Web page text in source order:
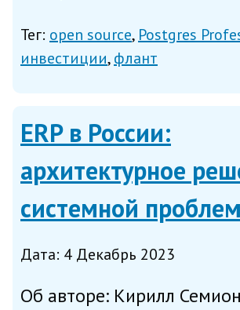
Deckhouse, сообщает
Professional в
Тег: open source Postgres
инвестиции флант
ERP в России:
архитектурное
системной
Дата: 4 Декабрь 2023
Об авторе: Кирилл